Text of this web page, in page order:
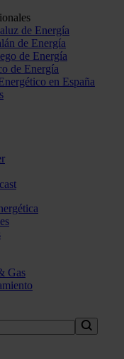
de Energía
de Energía
de Energía
de Energía
en España
Gas